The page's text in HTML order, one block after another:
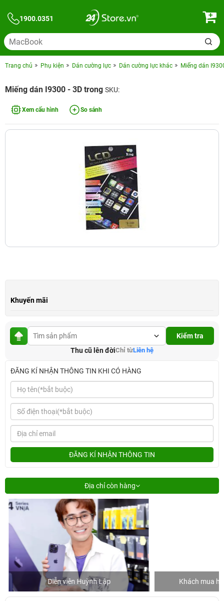
1900.0351
Trang chủ Phụ kiện Dán cường lực Dán cường lực khác Miếng dán
Miếng dán I9300 - 3D trong SKU:
Xem cấu hình So sánh
Khuyến mãi
Kiểm tra
Thu cũ lên đờiChỉ từLiên hệ
ĐĂNG KÍ NHẬN THÔNG TIN KHI CÓ HÀNG
ĐĂNG KÍ NHẬN THÔNG TIN
Địa chỉ còn hàng
Diễn viên Huỳnh Lập Khách mua